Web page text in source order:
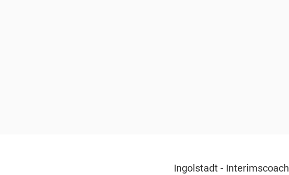
Ingolstadt - Interimscoach